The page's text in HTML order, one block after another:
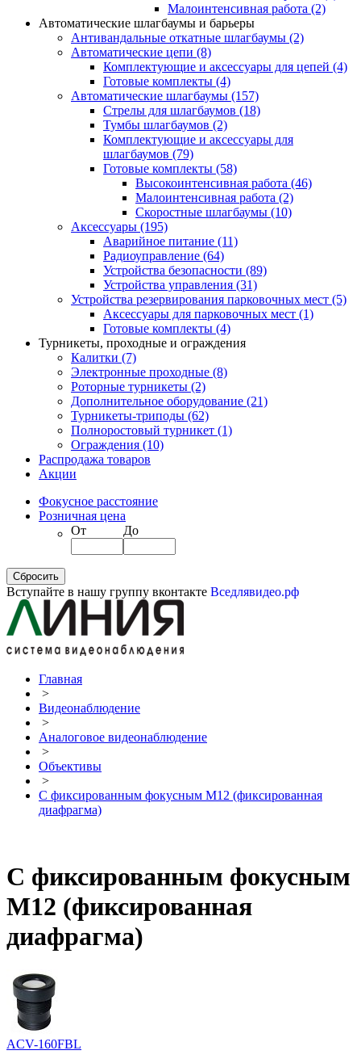
Малоинтенсивная работа (2)
Автоматические шлагбаумы и барьеры
Антивандальные откатные шлагбаумы (2)
Автоматические цепи (8)
Комплектующие и аксессуары для цепей (4)
Готовые комплекты (4)
Автоматические шлагбаумы (157)
Стрелы для шлагбаумов (18)
Тумбы шлагбаумов (2)
Комплектующие и аксессуары для
шлагбаумов (79)
Готовые комплекты (58)
Высокоинтенсивная работа (46)
Малоинтенсивная работа (2)
Скоростные шлагбаумы (10)
Аксессуары (195)
Аварийное питание (11)
Радиоуправление (64)
Устройства безопасности (89)
Устройства управления (31)
Устройства резервирования парковочных мест (5)
Аксессуары для парковочных мест (1)
Готовые комплекты (4)
Турникеты, проходные и ограждения
Калитки (7)
Электронные проходные (8)
Роторные турникеты (2)
Дополнительное оборудование (21)
Турникеты-триподы (62)
Полноростовый турникет (1)
Ограждения (10)
Распродажа товаров
Акции
Фокусное расстояние
Розничная цена
От
До
Вступайте в нашу группу вконтакте Вседлявидео.рф
Главная
>
Видеонаблюдение
>
Аналоговое видеонаблюдение
>
Объективы
>
С фиксированным фокусным М12 (фиксированная
диафрагма)
С фиксированным фокусным
М12 (фиксированная
диафрагма)
ACV-160FBL